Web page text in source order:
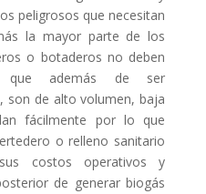
peligrosos que necesitan
la mayor parte de los
o botaderos no deben
que además de ser
son de alto volumen, baja
fácilmente por lo que
o relleno sanitario
costos operativos y
de generar biogás